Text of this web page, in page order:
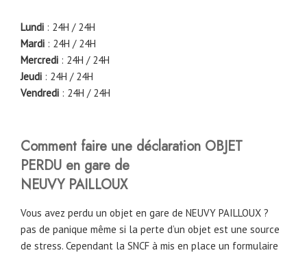
Lundi : 24H / 24H
Mardi : 24H / 24H
Mercredi : 24H / 24H
Jeudi : 24H / 24H
Vendredi : 24H / 24H
Comment faire une déclaration OBJET
PERDU en gare de
NEUVY PAILLOUX
Vous avez perdu un objet en gare de NEUVY PAILLOUX ?
pas de panique même si la perte d’un objet est une source
de stress. Cependant la SNCF à mis en place un formulaire